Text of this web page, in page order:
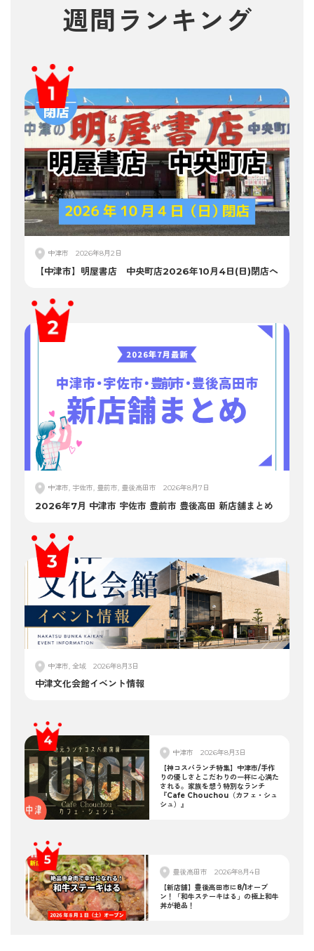
週間 ランキング
中津市 2026年8月2日
【中津市】明屋書店 中央町店2026年10月4日(日)閉店へ
中津市, 宇佐市, 豊前市, 豊後高田市 2026年8月7日
2026年7月 中津市 宇佐市 豊前市 豊後高田 新店舗まとめ
中津市, 全域 2026年8月3日
中津文化会館イベント情報
中津市
2026年8月3日
【神コスパランチ特集】中津市/手作
りの優しさとこだわりの一杯に心満た
される。家族を想う特別なランチ
『Cafe Chouchou（カフェ・シュ
シュ）』
豊後高田市
2026年8月4日
【新店舗】豊後高田市に8/1オープ
ン！「和牛ステーキはる」の極上和牛
丼が絶品！